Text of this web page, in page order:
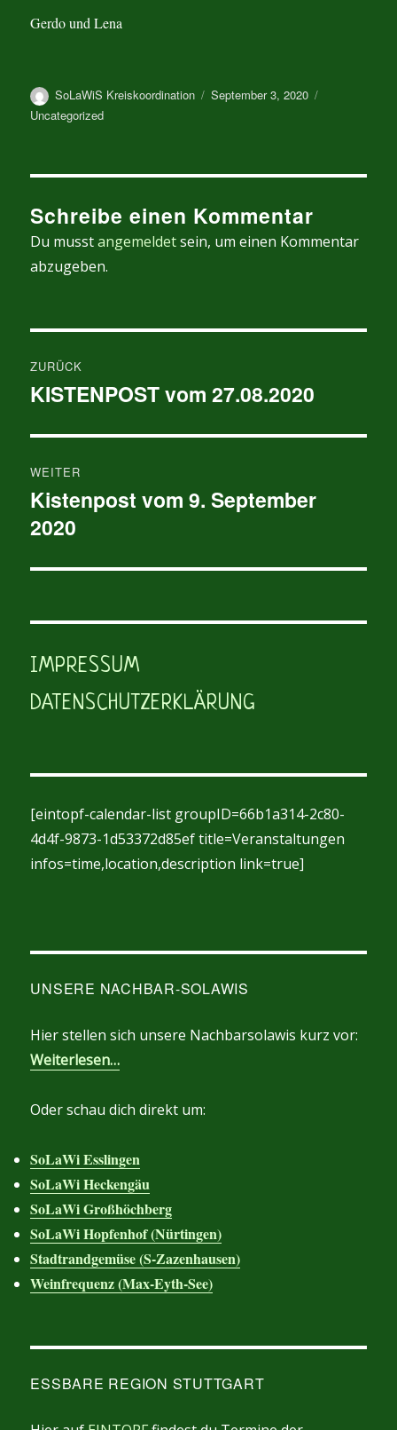
Gerdo und Lena
Autor
SoLaWiS Kreiskoordination
Veröffentlicht
September 3, 2020
Uncategorized
Schreibe einen Kommentar
Du musstangemeldetsein, um einen Kommentar
abzugeben.
Beitragsnavigation
ZURÜCK
Vorheriger
KISTENPOST vom 27.08.2020
WEITER
Nächster
Beitrag:
Kistenpost vom 9. September
2020
IMPRESSUM
DATENSCHUTZERKLÄRUNG
[eintopf-calendar-list groupID=66b1a314-2c80-
4d4f-9873-1d53372d85ef title=Veranstaltungen
infos=time,location,description link=true]
UNSERE NACHBAR-SOLAWIS
Hier stellen sich unsere Nachbarsolawis kurz vor:
Weiterlesen…
Oder schau dich direkt um:
SoLaWi Esslingen
SoLaWi Heckengäu
SoLaWi Großhöchberg
SoLaWi Hopfenhof (Nürtingen)
Stadtrandgemüse (S-Zazenhausen)
Weinfrequenz (Max-Eyth-See)
ESSBARE REGION STUTTGART